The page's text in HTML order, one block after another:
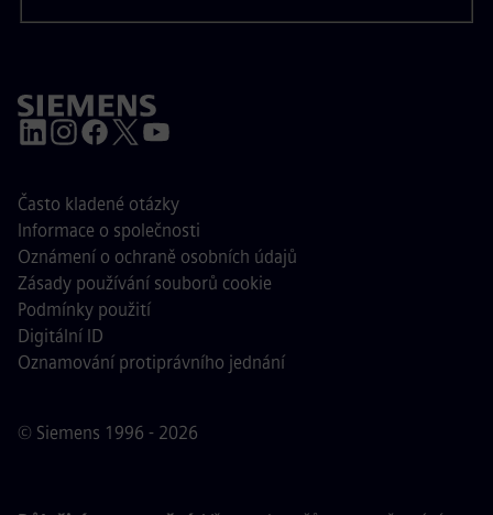
© Siemens 1996 - 2026
Často kladené otázky
Informace o společnosti
Oznámení o ochraně osobních údajů
Zásady používání souborů cookie
Podmínky použití
Digitální ID
Oznamování protiprávního jednání